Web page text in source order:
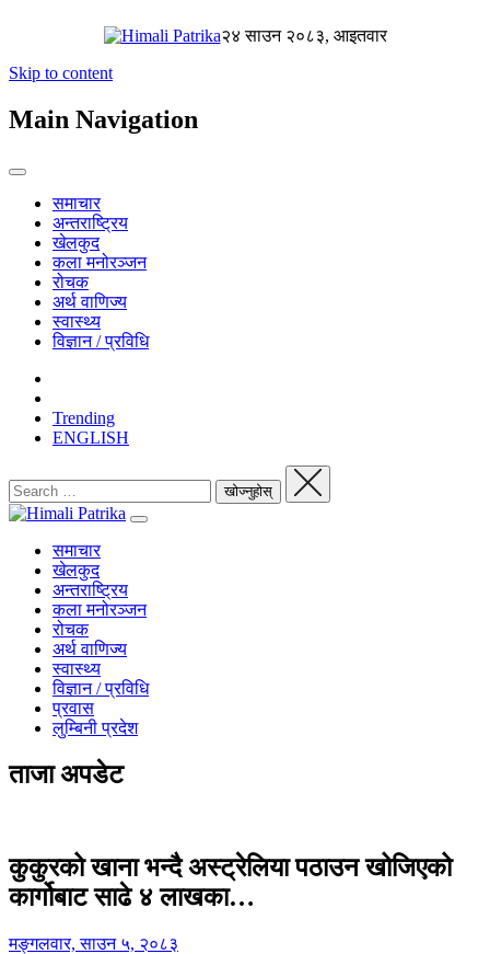
२४ साउन २०८३, आइतवार
Skip to content
Main Navigation
समाचार
अन्तराष्ट्रिय
खेलकुद
कला मनोरञ्जन
रोचक
अर्थ वाणिज्य
स्वास्थ्य
विज्ञान / प्रविधि
Trending
ENGLISH
समाचार
खेलकुद
अन्तराष्ट्रिय
कला मनोरञ्जन
रोचक
अर्थ वाणिज्य
स्वास्थ्य
विज्ञान / प्रविधि
प्रवास
लुम्बिनी प्रदेश
ताजा अपडेट
कुकुरको खाना भन्दै अस्ट्रेलिया पठाउन खोजिएको
कार्गोबाट साढे ४ लाखका…
मङ्गलवार, साउन ५, २०८३